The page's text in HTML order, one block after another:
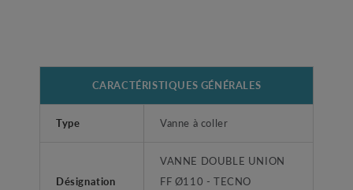
CARACTÉRISTIQUES GÉNÉRALES
Type Vanne à coller
Désignation
VANNE DOUBLE UNION
FF Ø110 - TECNO